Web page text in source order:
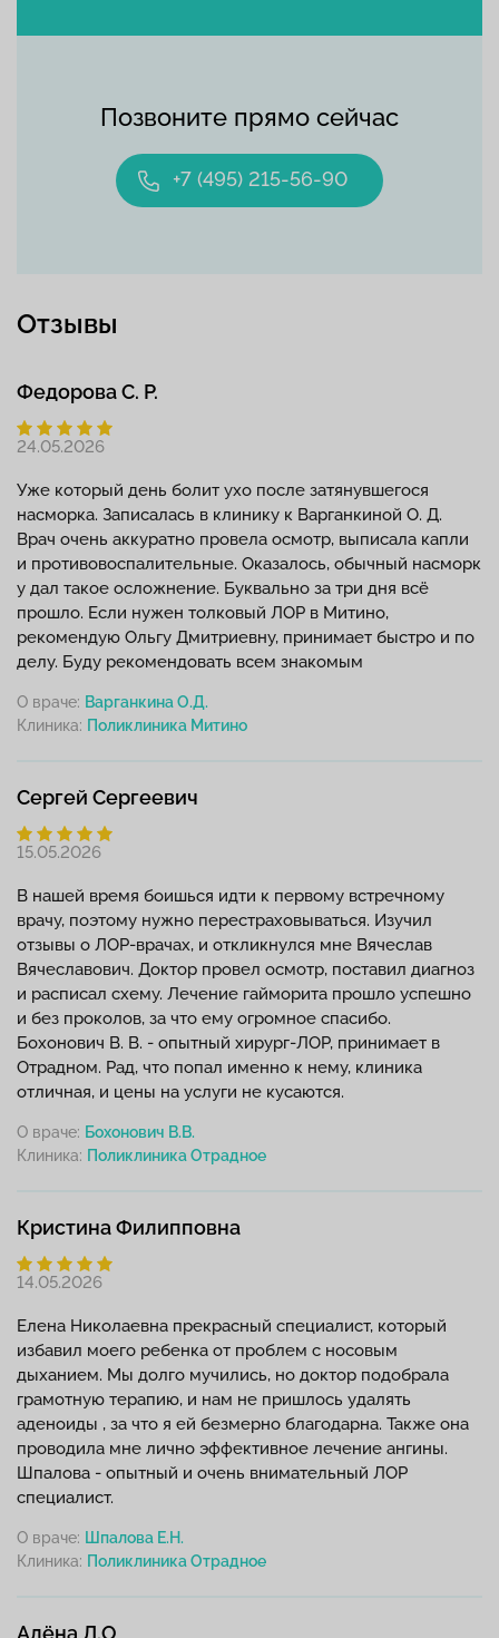
Позвоните прямо сейчас
+7 (495) 215-56-90
Отзывы
Федорова С. Р.
24.05.2026
Уже который день болит ухо после затянувшегося
насморка. Записалась в клинику к Варганкиной О. Д.
Врач очень аккуратно провела осмотр, выписала капли
и противовоспалительные. Оказалось, обычный насморк
у дал такое осложнение. Буквально за три дня всё
прошло. Если нужен толковый ЛОР в Митино,
рекомендую Ольгу Дмитриевну, принимает быстро и по
делу. Буду рекомендовать всем знакомым
О враче: Варганкина О.Д.
Клиника:
Сергей Сергеевич
15.05.2026
В нашей время боишься идти к первому встречному
врачу, поэтому нужно перестраховываться. Изучил
отзывы о ЛОР-врачах, и откликнулся мне Вячеслав
Вячеславович. Доктор провел осмотр, поставил диагноз
и расписал схему. Лечение гайморита прошло успешно
и без проколов, за что ему огромное спасибо.
Бохонович В. В. - опытный хирург-ЛОР, принимает в
Отрадном. Рад, что попал именно к нему, клиника
отличная, и цены на услуги не кусаются.
О враче: Бохонович В.В.
Клиника:
Кристина Филипповна
14.05.2026
Елена Николаевна прекрасный специалист, который
избавил моего ребенка от проблем с носовым
дыханием. Мы долго мучились, но доктор подобрала
грамотную терапию, и нам не пришлось удалять
аденоиды , за что я ей безмерно благодарна. Также она
проводила мне лично эффективное лечение ангины.
Шпалова - опытный и очень внимательный ЛОР
специалист.
О враче: Шпалова Е.Н.
Клиника:
Алёна Л.О